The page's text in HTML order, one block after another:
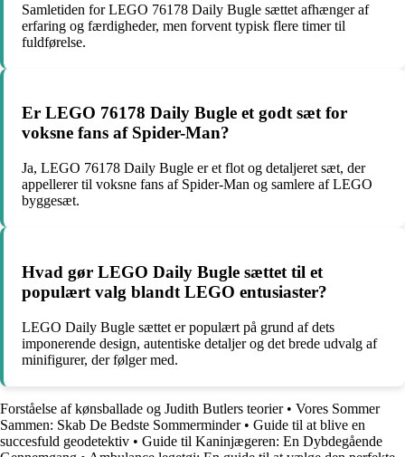
Samletiden for LEGO 76178 Daily Bugle sættet afhænger af
erfaring og færdigheder, men forvent typisk flere timer til
fuldførelse.
Er LEGO 76178 Daily Bugle et godt sæt for
voksne fans af Spider-Man?
Ja, LEGO 76178 Daily Bugle er et flot og detaljeret sæt, der
appellerer til voksne fans af Spider-Man og samlere af LEGO
byggesæt.
Hvad gør LEGO Daily Bugle sættet til et
populært valg blandt LEGO entusiaster?
LEGO Daily Bugle sættet er populært på grund af dets
imponerende design, autentiske detaljer og det brede udvalg af
minifigurer, der følger med.
Forståelse af kønsballade og Judith Butlers teorier• Vores Sommer
Sammen: Skab De Bedste Sommerminder• Guide til at blive en
succesfuld geodetektiv • Guide til Kaninjægeren: En Dybdegående